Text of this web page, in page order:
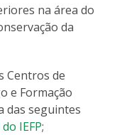
na área do
da
Centros de
e Formação
das seguintes
IEFP;